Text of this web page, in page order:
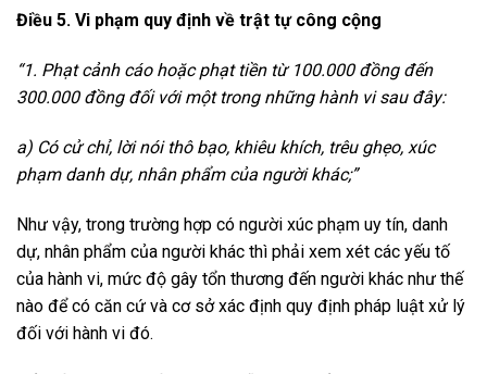
Điều 5. Vi phạm quy định về trật tự công cộng
“1. Phạt cảnh cáo hoặc phạt tiền từ 100.000 đồng đến
300.000 đồng đối với một trong những hành vi sau đây:
a) Có cử chỉ, lời nói thô bạo, khiêu khích, trêu ghẹo, xúc
phạm danh dự, nhân phẩm của người khác;”
Như vậy, trong trường hợp có người xúc phạm uy tín, danh
dự, nhân phẩm của người khác thì phải xem xét các yếu tố
của hành vi, mức độ gây tổn thương đến người khác như thế
nào để có căn cứ và cơ sở xác định quy định pháp luật xử lý
đối với hành vi đó.